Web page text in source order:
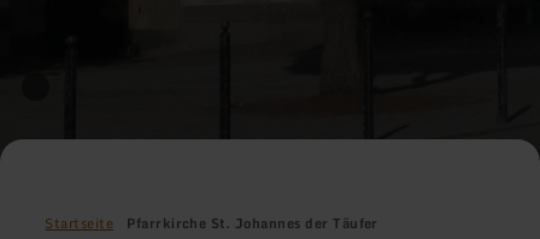
Startseite Pfarrkirche St. Johannes der Täufer